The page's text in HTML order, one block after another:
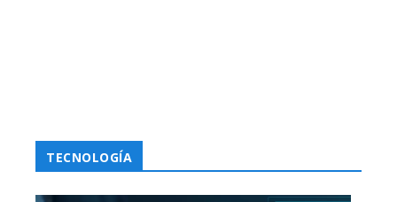
TECNOLOGÍA